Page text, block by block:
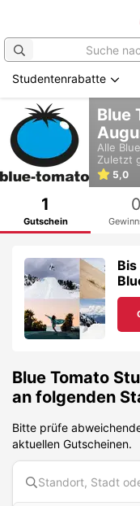
Hauptinhalt
springen
Studentenrabatte
Blue
Alle
Zuletzt
5,0
1
Gutschein
0
Blue Tomato
an folgenden
Bitte prüfe
aktuellen Gutscheinen.